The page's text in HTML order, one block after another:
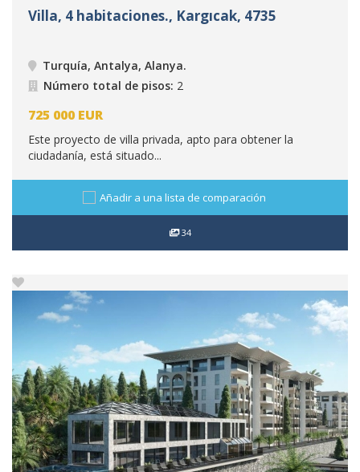
Villa, 4 habitaciones., Kargıcak, 4735
Turquía, Antalya, Alanya.
Número total de pisos: 2
725 000 EUR
Este proyecto de villa privada, apto para obtener la
ciudadanía, está situado...
Añadir a una lista de comparación
34